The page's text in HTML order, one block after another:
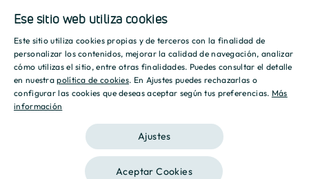
Tipologías
*
SPANISH
ENGLISH
Ese sitio web utiliza cookies
Este sitio utiliza cookies propias y de terceros con la finalidad de
personalizar los contenidos, mejorar la calidad de navegación, analizar
cómo utilizas el sitio, entre otras finalidades. Puedes consultar el detalle
en nuestrapolítica de cookies. En Ajustes puedes rechazarlas o
configurar las cookies que deseas aceptar según tus preferencias. Más
información
Ajustes
Aceptar Cookies